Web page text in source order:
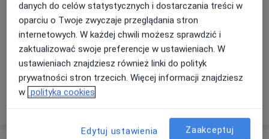
Mosina, Mosina•Mapa
KB Dieta & Trening Katarzyna Bąk
Konsultacja dietetyczna
Brak ceny
Poproś o wizytę
danych do celów statystycznych i dostarczania treści w
oparciu o Twoje zwyczaje przeglądania stron
internetowych. W każdej chwili możesz sprawdzić i
zaktualizować swoje preferencje w ustawieniach. W
ustawieniach znajdziesz również linki do polityk
prywatności stron trzecich. Więcej informacji znajdziesz
w polityka cookies
Edytuj ustawienia Zaakceptuj